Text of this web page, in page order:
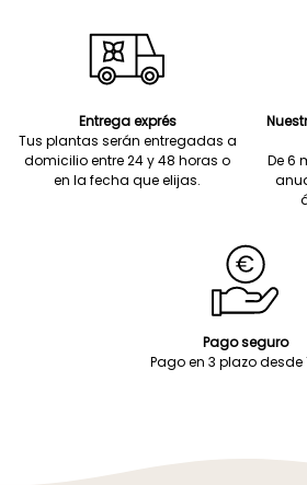
Entrega exprés
Tus plantas serán entregadas a
domicilio entre 24 y 48 horas o
en la fecha que elijas.
De 6
Pago seguro
Pago en 3 plazo desde